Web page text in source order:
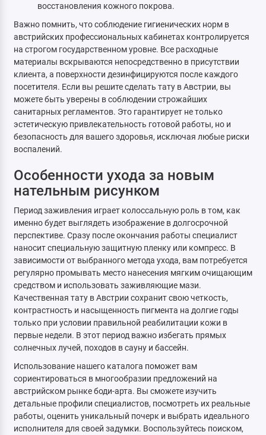
восстановления кожного покрова.
Важно помнить, что соблюдение гигиенических норм в
австрийских профессиональных кабинетах контролируется
на строгом государственном уровне. Все расходные
материалы вскрываются непосредственно в присутствии
клиента, а поверхности дезинфицируются после каждого
посетителя. Если вы решите сделать тату в Австрии, вы
можете быть уверены в соблюдении строжайших
санитарных регламентов. Это гарантирует не только
эстетическую привлекательность готовой работы, но и
безопасность для вашего здоровья, исключая любые риски
воспалений.
Особенности ухода за новым
нательным рисунком
Период заживления играет колоссальную роль в том, как
именно будет выглядеть изображение в долгосрочной
перспективе. Сразу после окончания работы специалист
наносит специальную защитную пленку или компресс. В
зависимости от выбранного метода ухода, вам потребуется
регулярно промывать место нанесения мягким очищающим
средством и использовать заживляющие мази.
Качественная тату в Австрии сохранит свою четкость,
контрастность и насыщенность пигмента на долгие годы
только при условии правильной реабилитации кожи в
первые недели. В этот период важно избегать прямых
солнечных лучей, походов в сауну и бассейн.
Использование нашего каталога поможет вам
сориентироваться в многообразии предложений на
австрийском рынке боди-арта. Вы сможете изучить
детальные профили специалистов, посмотреть их реальные
работы, оценить уникальный почерк и выбрать идеального
исполнителя для своей задумки. Воспользуйтесь поиском,